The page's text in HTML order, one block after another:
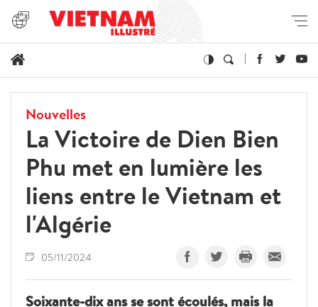
Nouvelles
La Victoire de Dien Bien
Phu met en lumière les
liens entre le Vietnam et
l'Algérie
05/11/2024
Soixante-dix ans se sont écoulés, mais la